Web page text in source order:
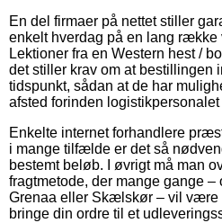
En del firmaer på nettet stiller
enkelt hverdag på en lang række
Lektioner fra en Western hest /
det stiller krav om at bestillingen
tidspunkt, sådan at de har
afsted forinden logistikpersonalet
Enkelte internet forhandlere
i mange tilfælde er det så
bestemt beløb. I øvrigt må man
fragtmetode, der mange gange –
Grenaa eller Skælskør – vil være
bringe din ordre til et